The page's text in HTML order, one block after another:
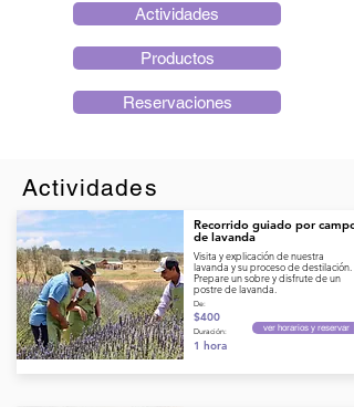
Actividades
Productos
Reservaciones
Actividades
Recorrido guiado por campo
de lavanda
Visita y explicación de nuestra
lavanda y su proceso de destilación.
Prepare un sobre y disfrute de un
postre de lavanda.
ver horarios y reservar
De:
$400
Duración:
1 hora